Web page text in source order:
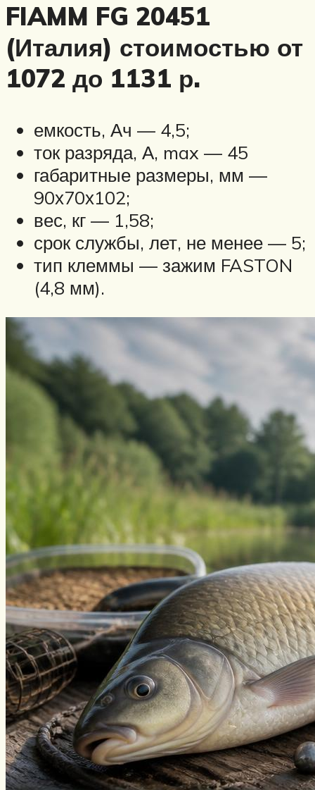
FIAMM FG 20451
(Италия) стоимостью от
1072 до 1131 р.
емкость, Ач — 4,5;
ток разряда, А, max — 45
габаритные размеры, мм —
90х70х102;
вес, кг — 1,58;
срок службы, лет, не менее — 5;
тип клеммы — зажим FASTON
(4,8 мм).